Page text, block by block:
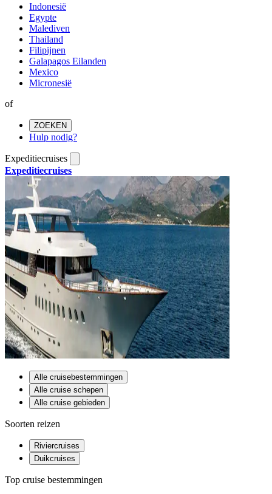
Indonesië
Egypte
Malediven
Thailand
Filipijnen
Galapagos Eilanden
Mexico
Micronesië
of
ZOEKEN
Hulp nodig?
Expeditiecruises
Expeditiecruises
Alle cruisebestemmingen
Alle cruise schepen
Alle cruise gebieden
Soorten reizen
Riviercruises
Duikcruises
Top cruise bestemmingen